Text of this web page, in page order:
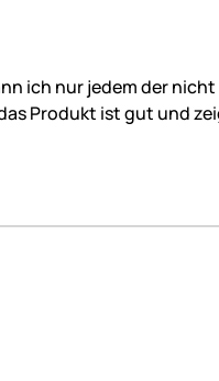
ich nur jedem der
Produkt ist gut und